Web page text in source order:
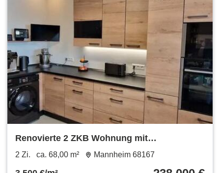
Renovierte 2 ZKB Wohnung mit
Einbauküche und 2 Balkonen
2 Zi. ca. 68,00 m² Mannheim 68167